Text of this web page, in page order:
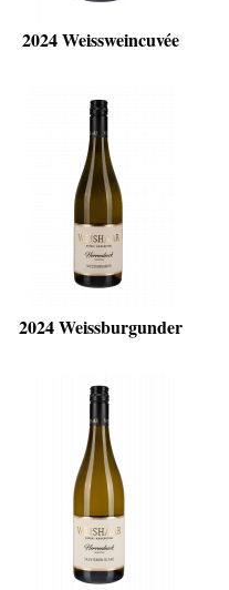
2024 Weissweincuvée
2024 Weissburgunder